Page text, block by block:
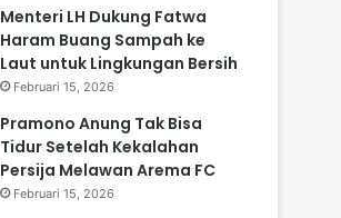
Menteri LH Dukung Fatwa
Haram Buang Sampah ke
Laut untuk Lingkungan Bersih
Februari 15, 2026
Pramono Anung Tak Bisa
Tidur Setelah Kekalahan
Persija Melawan Arema FC
Februari 15, 2026